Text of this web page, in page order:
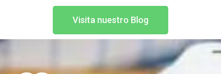
Visita nuestro Blog